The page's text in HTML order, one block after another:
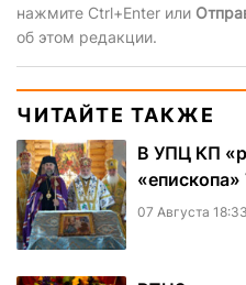
нажмите Ctrl+Enter или
об этом редакции.
ЧИТАЙТЕ ТАКЖЕ
В УПЦ КП
«епископа»
07 Августа 18:33